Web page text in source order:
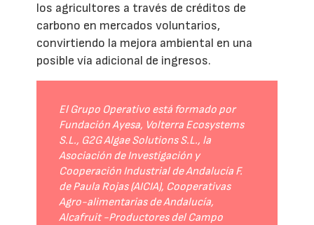
los agricultores a través de créditos de
carbono en mercados voluntarios,
convirtiendo la mejora ambiental en una
posible vía adicional de ingresos.
El Grupo Operativo está formado por
Fundación Ayesa, Volterra Ecosystems
S.L., G2G Algae Solutions S.L., la
Asociación de Investigación y
Cooperación Industrial de Andalucía F.
de Paula Rojas (AICIA), Cooperativas
Agro-alimentarias de Andalucía,
Alcafruit -Productores del Campo